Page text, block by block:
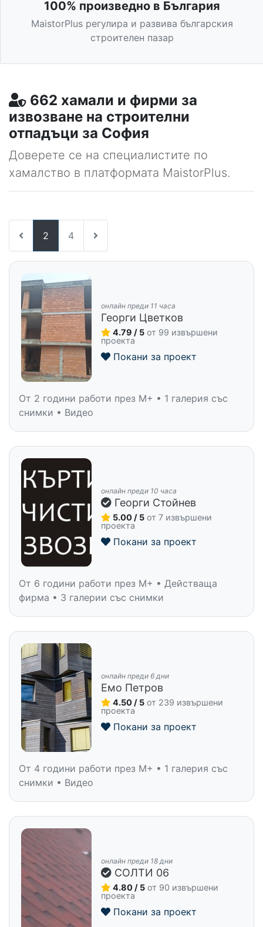
100% произведно в България
MaistorPlus регулира и развива българския
строителен пазар
662 хамали и фирми за
извозване на строителни
отпадъци за София
Доверете се на специалистите по
хамалство в платформата MaistorPlus.
2 4
онлайн преди 11 часа
Георги Цветков
4.79 / 5 от 99 извършени
проекта
Покани за проект
От 2 години работи през M+ • 1 галерия със
снимки • Видео
онлайн преди 10 часа
Георги Стойнев
5.00 / 5 от 7 извършени
проекта
Покани за проект
От 6 години работи през M+ • Действаща
фирма • 3 галерии със снимки
онлайн преди 6 дни
Емо Петров
4.50 / 5 от 239 извършени
проекта
Покани за проект
От 4 години работи през M+ • 1 галерия със
снимки • Видео
онлайн преди 18 дни
СОЛТИ 06
4.80 / 5 от 90 извършени
проекта
Покани за проект